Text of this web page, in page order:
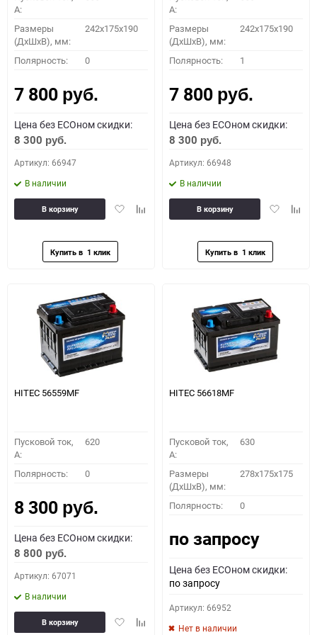
A:
Размеры
(ДхШхВ), мм:
242x175x190
Полярность: 0
7 800 руб.
Цена без ECOном скидки:
8 300 руб.
Артикул: 66947
В наличии
ДобавитьДобавить
В корзину
A:
Размеры
(ДхШхВ), мм:
242x175x190
Полярность: 1
7 800 руб.
Цена без ECOном скидки:
8 300 руб.
Артикул: 66948
В наличии
Добавить
В корзину
HITEC 56559MF
Пусковой ток,
A:
620
Полярность: 0
8 300 руб.
Цена без ECOном скидки:
8 800 руб.
Артикул: 67071
В наличии
ДобавитьДобавить
В корзину
HITEC 56618MF
Пусковой ток,
A:
630
Размеры
(ДхШхВ), мм:
278x175x175
Полярность: 0
по запросу
Цена без ECOном скидки:
по запросу
Артикул: 66952
Нет в наличии